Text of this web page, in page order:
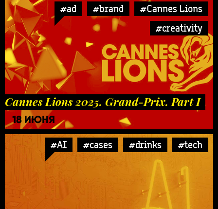
#ad #brand
#Cannes Lions
#creativity
Cannes Lions 2025. Grand-Prix. Part I
18 ИЮНЯ
#AI #cases #drinks #tech